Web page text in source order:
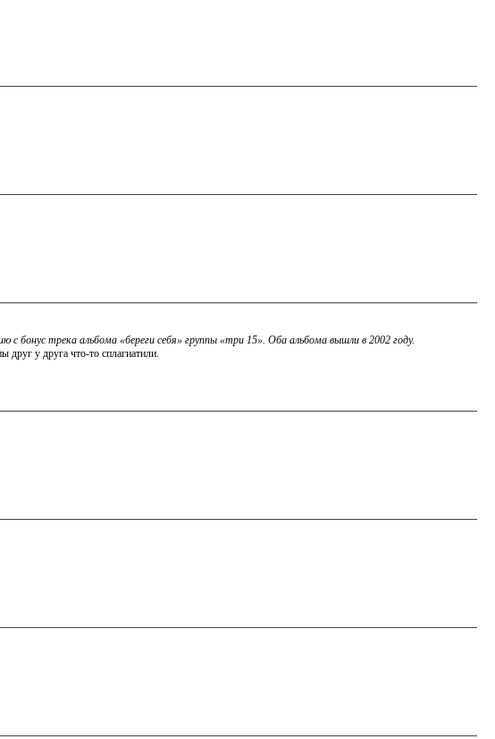
бонус трека альбома «береги себя» группы «три 15». Оба альбома вышли в 2002 году.
друг у друга что-то сплагиатили.